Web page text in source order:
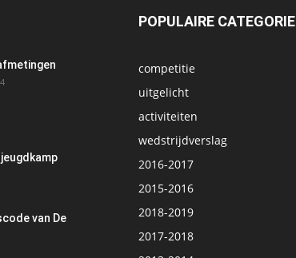
van De
POPULAIRE CATEGORIE
competitie
uitgelicht
activiteiten
wedstrijdverslag
2016-2017
2015-2016
2018-2019
2017-2018